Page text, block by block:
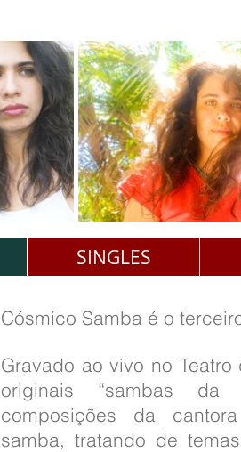
SINGLES
Cósmico Samba é o
Gravado ao vivo no
originais “sambas da
composições da
samba, tratando de